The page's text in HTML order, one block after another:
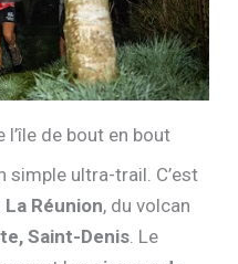
l’île de bout en bout
simple ultra-trail. C’est
Réunion, du volcan
Saint-Denis . Le